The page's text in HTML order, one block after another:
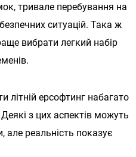
тривале перебування на
ситуацій. Така ж
вибрати легкий набір
літній ерсофтинг набагато
з цих аспектів можуть
реальність показує